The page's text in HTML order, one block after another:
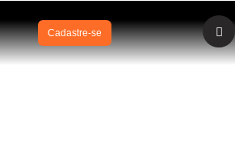
Cadastre-se